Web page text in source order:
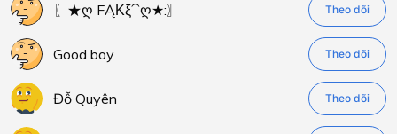
〖★ღ FĄΚξ⁀ღ★:〗 Theo dõi
Good boy Theo dõi
Đỗ Quyên Theo dõi